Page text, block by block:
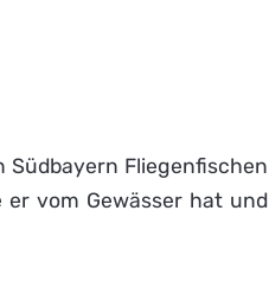
Südbayern Fliegenfischen
er vom Gewässer hat und